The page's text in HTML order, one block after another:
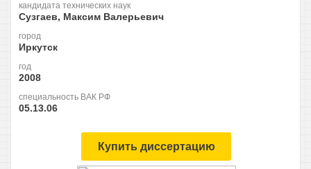
кандидата технических наук
Сузгаев, Максим Валерьевич
город
Иркутск
год
2008
специальность ВАК РФ
05.13.06
Купить диссертацию